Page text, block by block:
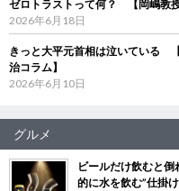
ゼロトラストって何？ 【岡嶋教授
2026年6月18日
きっと大平元首相は泣いている
治コラム】
2026年6月10日
グルメ
ビールだけ飲むと
的に水を飲む”仕掛